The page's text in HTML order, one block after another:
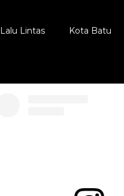
Lalu Lintas Kota Batu